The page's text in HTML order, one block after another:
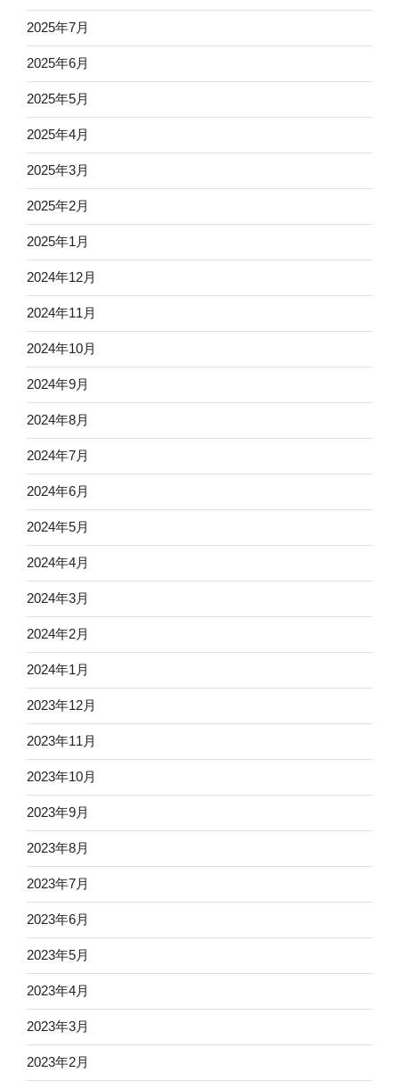
2025年7月
2025年6月
2025年5月
2025年4月
2025年3月
2025年2月
2025年1月
2024年12月
2024年11月
2024年10月
2024年9月
2024年8月
2024年7月
2024年6月
2024年5月
2024年4月
2024年3月
2024年2月
2024年1月
2023年12月
2023年11月
2023年10月
2023年9月
2023年8月
2023年7月
2023年6月
2023年5月
2023年4月
2023年3月
2023年2月